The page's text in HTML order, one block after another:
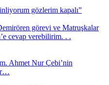
gözlerim kapalı”
cevap verebilirim. . .
Ahmet Nur Çebi’nin